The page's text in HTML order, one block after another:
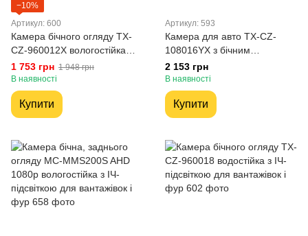
−10%
Артикул: 600
Камера бічного огляду TX-
CZ-960012X вологостійка
для вантажівок і фур
1 753 грн 1 948 грн
В наявності
Купити
Артикул: 593
Камера для авто TX-CZ-
108016YX з бічним
кріпленням для легкових
автомобілів
2 153 грн
В наявності
Купити